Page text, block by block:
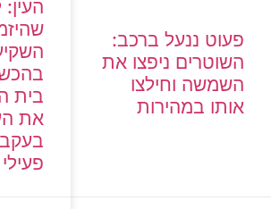
פעוט ננעל ברכב:
השוטרים ניפצו את
השמשה וחילצו
אותו במהירות
בית
את